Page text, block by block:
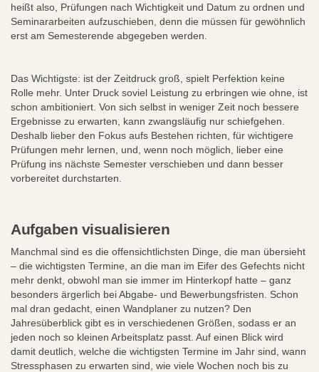
heißt also, Prüfungen nach Wichtigkeit und Datum zu ordnen und
Seminararbeiten aufzuschieben, denn die müssen für gewöhnlich
erst am Semesterende abgegeben werden.
Das Wichtigste: ist der Zeitdruck groß, spielt Perfektion keine
Rolle mehr. Unter Druck soviel Leistung zu erbringen wie ohne, ist
schon ambitioniert. Von sich selbst in weniger Zeit noch bessere
Ergebnisse zu erwarten, kann zwangsläufig nur schiefgehen.
Deshalb lieber den Fokus aufs Bestehen richten, für wichtigere
Prüfungen mehr lernen, und, wenn noch möglich, lieber eine
Prüfung ins nächste Semester verschieben und dann besser
vorbereitet durchstarten.
Aufgaben visualisieren
Manchmal sind es die offensichtlichsten Dinge, die man übersieht
– die wichtigsten Termine, an die man im Eifer des Gefechts nicht
mehr denkt, obwohl man sie immer im Hinterkopf hatte – ganz
besonders ärgerlich bei Abgabe- und Bewerbungsfristen. Schon
mal dran gedacht, einen Wandplaner zu nutzen? Den
Jahresüberblick gibt es in verschiedenen Größen, sodass er an
jeden noch so kleinen Arbeitsplatz passt. Auf einen Blick wird
damit deutlich, welche die wichtigsten Termine im Jahr sind, wann
Stressphasen zu erwarten sind, wie viele Wochen noch bis zu